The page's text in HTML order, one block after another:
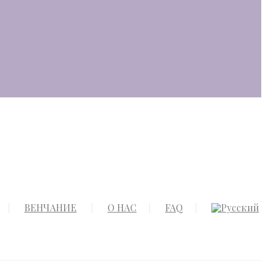
ВЕНЧАНИЕ О НАС FAQ